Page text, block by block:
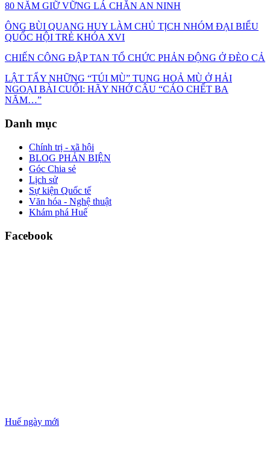
80 NĂM GIỮ VỮNG LÁ CHẮN AN NINH
ÔNG BÙI QUANG HUY LÀM CHỦ TỊCH NHÓM ĐẠI BIỂU
QUỐC HỘI TRẺ KHÓA XVI
CHIẾN CÔNG ĐẬP TAN TỔ CHỨC PHẢN ĐỘNG Ở ĐÈO CẢ
LẬT TẨY NHỮNG “TÚI MÙ” TUNG HOẢ MÙ Ở HẢI
NGOẠI BÀI CUỐI: HÃY NHỚ CÂU “CÁO CHẾT BA
NĂM…”
Danh mục
Chính trị - xã hội
BLOG PHẢN BIỆN
Góc Chia sẻ
Lịch sử
Sự kiện Quốc tế
Văn hóa - Nghệ thuật
Khám phá Huế
Facebook
Huế ngày mới